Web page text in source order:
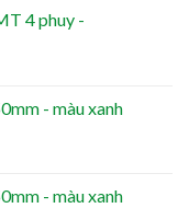
4 phuy -
- màu xanh
- màu xanh